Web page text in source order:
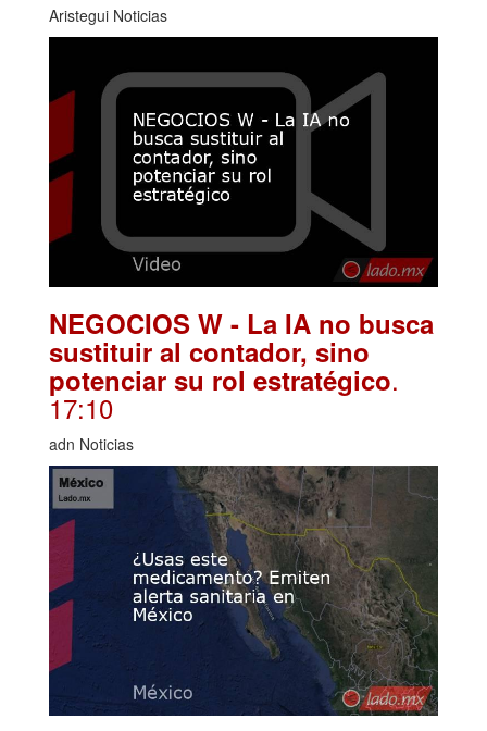
Aristegui Noticias
NEGOCIOS W - La IA no busca
sustituir al contador, sino
potenciar su rol estratégico.
17:10
adn Noticias